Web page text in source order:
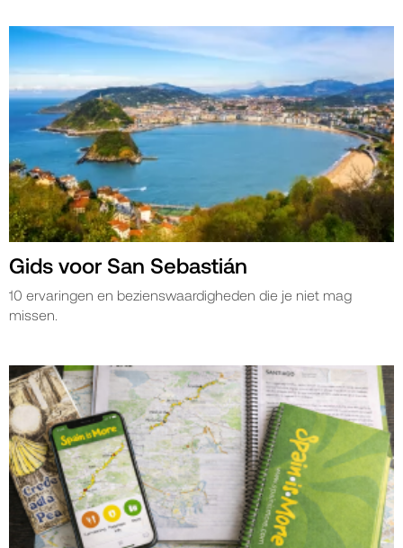
Gids voor San Sebastián
10 ervaringen en bezienswaardigheden die je niet mag
missen.